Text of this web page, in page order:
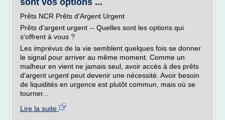
sont vos options ...
Prêts NCR Prêts d'Argent Urgent
Prêts d'argent urgent -- Quelles sont les options qui
s'offrent à vous ?
Les imprévus de la vie semblent quelques fois se donner
le signal pour arriver au même moment. Comme un
malheur en vient ne jamais seul, avoir accès à des prêts
d'argent urgent peut devenir une nécessité. Avoir besoin
de liquidités en urgence est plutôt commun, mais où se
tourner...
Lire la suite